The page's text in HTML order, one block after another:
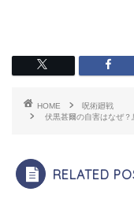
HOME
呪術廻戦
伏黒甚爾の自害はなぜ？
RELATED